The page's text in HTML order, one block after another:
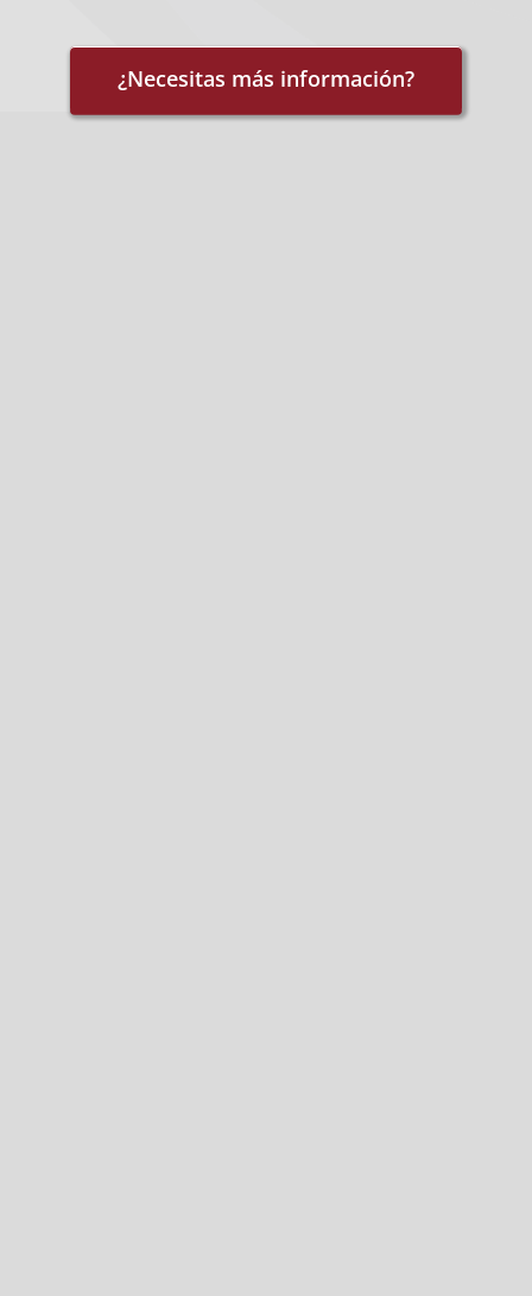
¿Necesitas más información?